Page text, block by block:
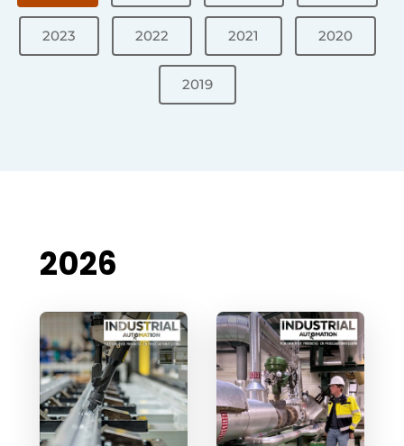
Nieuwsbrief
Podcasts
Privacy / Cookie statement
Vacature aanmelden
2023 2022 2021 2020
2019
2026